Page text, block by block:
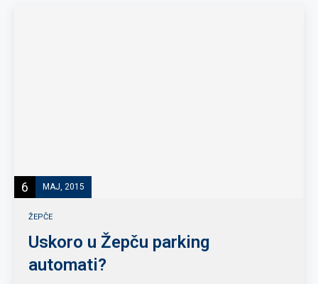
6 MAJ, 2015
ŽEPČE
Uskoro u Žepču parking
automati?